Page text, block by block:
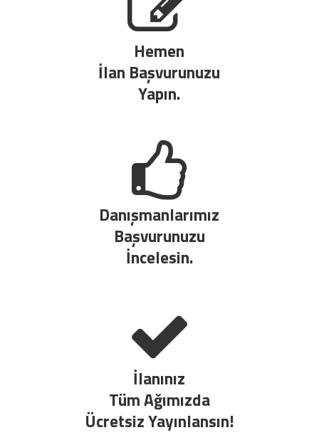
Hemen
İlan Başvurunuzu
Yapın.
Danışmanlarımız
Başvurunuzu
İncelesin.
İlanınız
Tüm Ağımızda
Ücretsiz Yayınlansın!